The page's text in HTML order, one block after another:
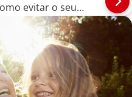
evitar o seu